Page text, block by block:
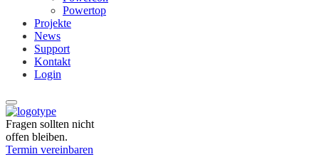
Powertop
Projekte
News
Support
Kontakt
Login
Fragen sollten nicht
offen bleiben.
Termin vereinbaren